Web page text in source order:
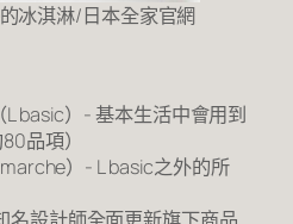
冰淇淋/日本全家官網
basic）- 基本生活中會用到
品項）
）- L basic之外的所